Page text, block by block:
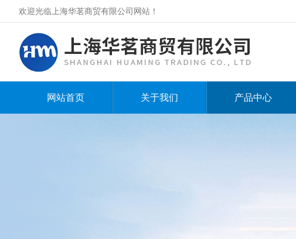
欢迎光临上海华茗商贸有限公司网站！
网站首页 关于我们 产品中心